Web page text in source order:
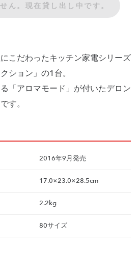
ん。現在貸し出し中です。
こだわったキッチン家電シリーズ
ション」の1台。
「アロマモード」が付いたデロン
す。
2016年9月発売
17.0×23.0×28.5cm
2.2kg
80サイズ